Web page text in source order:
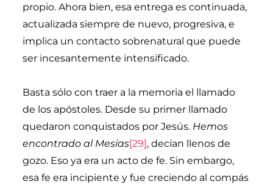
propio. Ahora bien, esa entrega es continuada,
actualizada siempre de nuevo, progresiva, e
implica un contacto sobrenatural que puede
ser incesantemente intensificado.
Basta sólo con traer a la memoria el llamado
de los apóstoles. Desde su primer llamado
quedaron conquistados por Jesús. Hemos
encontrado al Mesías[29], decían llenos de
gozo. Eso ya era un acto de fe. Sin embargo,
esa fe era incipiente y fue creciendo al compás